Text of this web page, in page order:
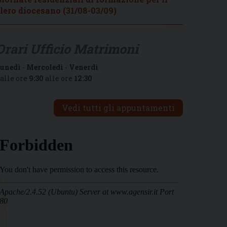
diocesano (31/08-03/09)
- Mercoledì - Venerdì
ore 9:30 alle ore 12:30
Vedi tutti gli appuntamenti